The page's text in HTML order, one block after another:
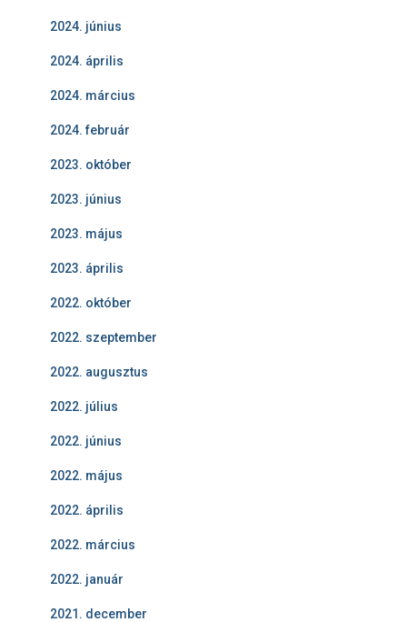
2024. június
2024. április
2024. március
2024. február
2023. október
2023. június
2023. május
2023. április
2022. október
2022. szeptember
2022. augusztus
2022. július
2022. június
2022. május
2022. április
2022. március
2022. január
2021. december